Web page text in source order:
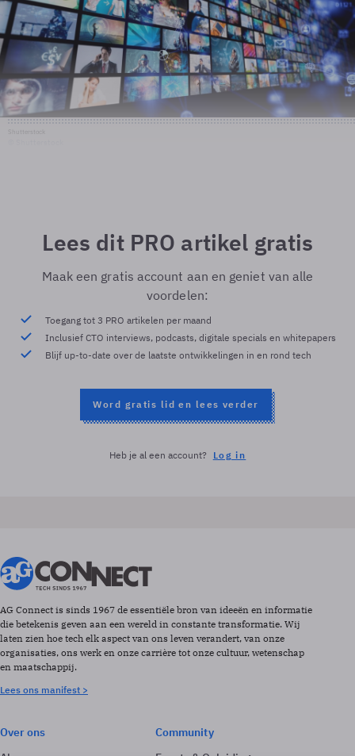
Lees dit PRO artikel gratis
Maak een gratis account aan en geniet van alle
voordelen:
Toegang tot 3 PRO artikelen per maand
Inclusief CTO interviews, podcasts, digitale specials en whitepapers
Blijf up-to-date over de laatste ontwikkelingen in en rond tech
Word gratis lid en lees verder
Heb je al een account? Log in
AG Connect is sinds 1967 de essentiële bron van ideeën en informatie
die betekenis geven aan een wereld in constante transformatie. Wij
laten zien hoe tech elk aspect van ons leven verandert, van onze
organisaties, ons werk en onze carrière tot onze cultuur, wetenschap
en maatschappij.
Lees ons manifest >
Over ons
Community